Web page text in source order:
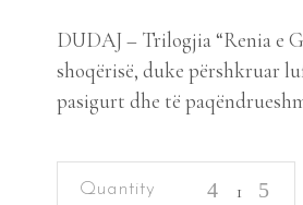
DUDAJ – Trilogjia “Renia e
shoqërisë, duke përshkruar
pasigurt dhe të